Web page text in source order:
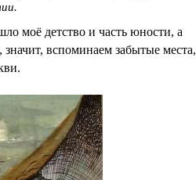
моё детство и часть юности, а
вспоминаем забытые места,